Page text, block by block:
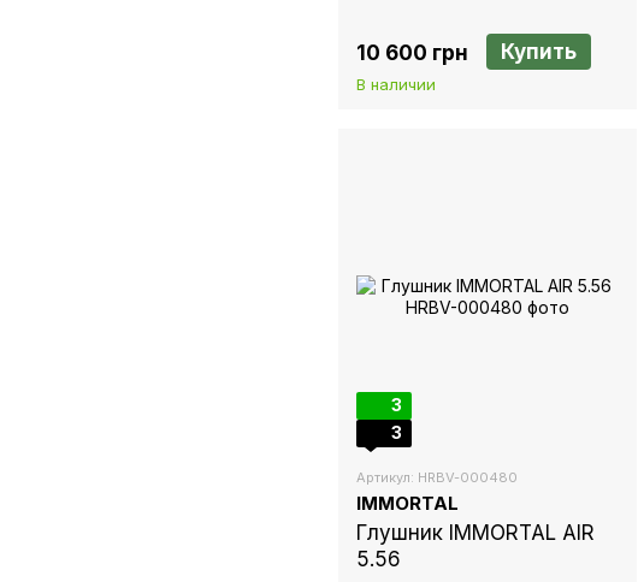
10 600 грн Купить
В наличии
3
3
Артикул: HRBV-000480
IMMORTAL
Глушник IMMORTAL AIR
5.56